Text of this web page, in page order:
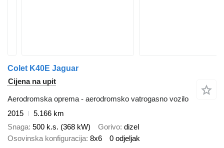
Colet K40E Jaguar
Cijena na upit
Aerodromska oprema - aerodromsko vatrogasno vozilo
2015
5.166 km
Snaga 500 k.s. (368 kW) Gorivo dizel
Osovinska konfiguracija 8x6 0 odjeljak